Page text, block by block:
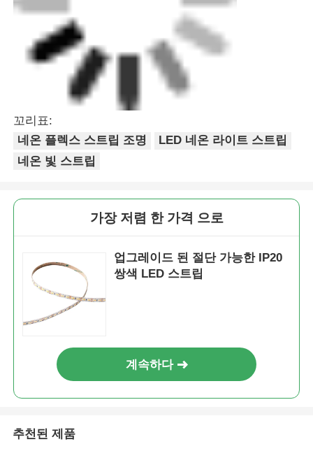
고효율 LED 스트립
LED 조명 장치
유연한 LED 조명 잎
꼬리표:
네온 플렉스 스트립 조명
LED 네온 라이트 스트립
네온 빛 스트립
가장 저렴 한 가격 으로
업그레이드 된 절단 가능한 IP20
쌍색 LED 스트립
계속하다
추천된 제품